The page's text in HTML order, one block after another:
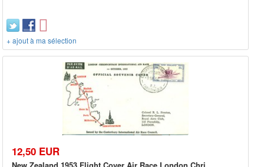
+ ajout à ma sélection
12,50 EUR